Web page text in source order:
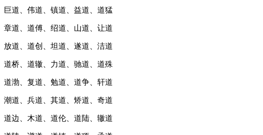
巨道、伟道、镇道、益道、道猛
章道、道傅、绍道、山道、让道
放道、道创、坦道、遂道、洁道
道桥、道辙、力道、驰道、道殊
道渤、复道、勉道、道争、轩道
潮道、兵道、其道、矫道、奇道
道边、木道、道伦、道陆、辙道